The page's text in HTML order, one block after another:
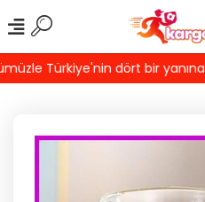
Türkiye'nin dört bir yanına